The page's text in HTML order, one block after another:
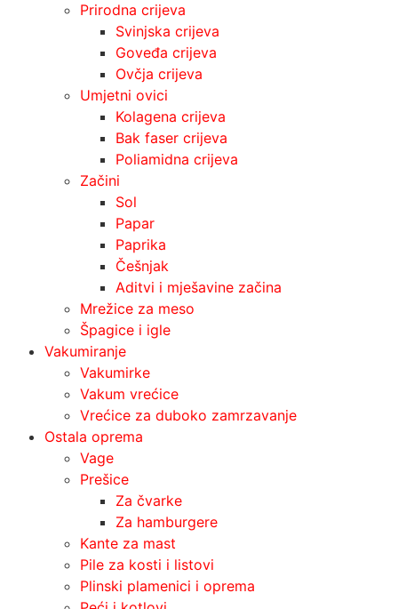
Prirodna crijeva
Svinjska crijeva
Goveđa crijeva
Ovčja crijeva
Umjetni ovici
Kolagena crijeva
Bak faser crijeva
Poliamidna crijeva
Začini
Sol
Papar
Paprika
Češnjak
Aditvi i mješavine začina
Mrežice za meso
Špagice i igle
Vakumiranje
Vakumirke
Vakum vrećice
Vrećice za duboko zamrzavanje
Ostala oprema
Vage
Prešice
Za čvarke
Za hamburgere
Kante za mast
Pile za kosti i listovi
Plinski plamenici i oprema